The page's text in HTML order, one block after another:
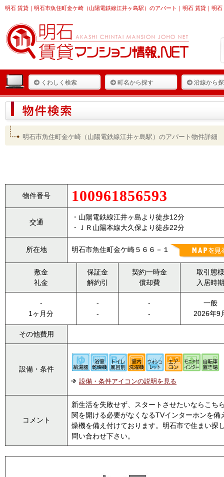
明石 賃貸 ｜明石市魚住町金ケ崎（山陽電鉄線江井ヶ島駅）のアパート｜明石 賃貸｜明
くわしく検索 町名から探す 沿線から
明石市魚住町金ケ崎（山陽電鉄線江井ヶ島駅）のアパート物件詳細
物件番号 100961856593
交通
・山陽電鉄線江井ヶ島より徒歩12分
・ＪＲ山陽本線大久保より徒歩22分
所在地 明石市魚住町金ケ崎５６６－１
敷金
礼金
保証金
解約引
契約一時金
償却費
取引態様
入居時期
-
1ヶ月分
-
-
-
-
一般
2026年9
その他費用
設備・条件
設備・条件アイコンの説明を見る
コメント
新生活を失敗せず、スタートさせたいならこち
関を開ける必要がなくなるTVインターホンを
燥機を備え付けております。明石市で住まい
問い合わせ下さい。